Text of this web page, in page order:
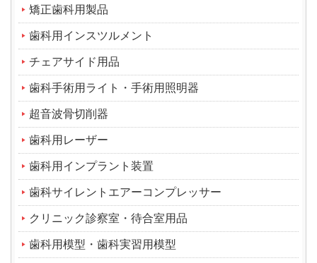
矯正歯科用製品
歯科用インスツルメント
チェアサイド用品
歯科手術用ライト・手術用照明器
超音波骨切削器
歯科用レーザー
歯科用インプラント装置
歯科サイレントエアーコンプレッサー
クリニック診察室・待合室用品
歯科用模型・歯科実習用模型